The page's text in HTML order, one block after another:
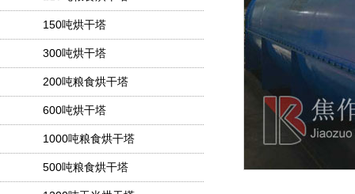
150吨烘干塔
300吨烘干塔
200吨粮食烘干塔
600吨烘干塔
1000吨粮食烘干塔
500吨粮食烘干塔